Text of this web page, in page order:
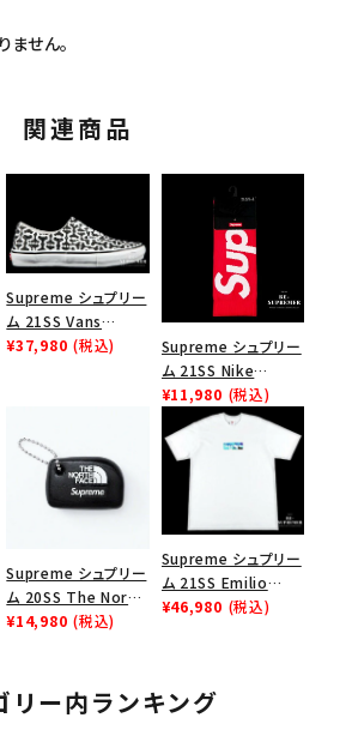
せん。
関連商品
Supreme シュプリー
ム 21SS Vans
Monogram S Logo
ブラック
¥37,980 (税込)
Supreme シュプリー
ム 21SS Nike
Lightweight Crew
Socks(1 Pack) ナイ
キライトウェイトクル
ーソックス(1パック)
レッド
¥11,980 (税込)
Supreme シュプリー
ム 20SS The North
Face Floating
ーチェーン ブラック
¥14,980 (税込)
Supreme シュプリー
ム 21SS Emilio
Pucci Box Logo
¥46,980 (税込)
リー内ランキング